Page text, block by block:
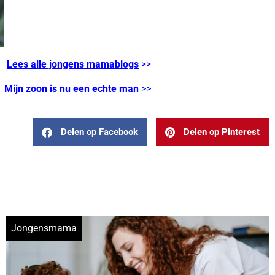
Lees alle jongens mamablogs >>
Mijn zoon is nu een echte man >>
Delen op Facebook Delen op Pinterest
Jongensmama